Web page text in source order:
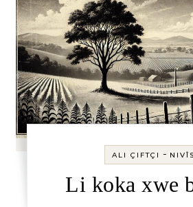
ALI ÇIFTÇI - NIVÎS
Li koka xwe